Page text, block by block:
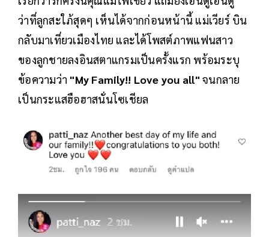
ว่าที่ลูกสะใภ้สุดๆ เห็นได้จากก่อนหน้านี้ แม่เวียร์ บิน
กลับมาเที่ยวเมืองไทย และได้โพสต์ภาพแฟนสาว
ของลูกชายลงอินสตาแกรมเป็นครั้งแรก พร้อมระบุ
ข้อความว่า "My Family!! Love you all" จนกลาย
เป็นกระแสฮือฮาสนั่นโซเชียล